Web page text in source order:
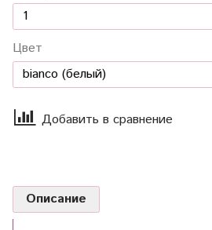
Цвет
Добавить в сравнение
Описание